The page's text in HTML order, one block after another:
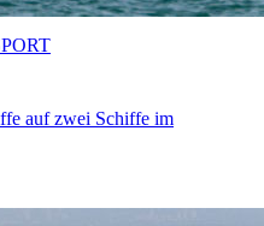
auf zwei Schiffe im